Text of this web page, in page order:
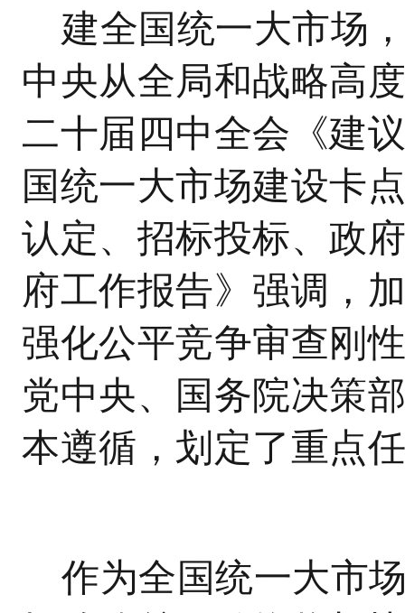
建全国统一大市场
中央从全局和战略高
二十届四中全会《建
国统一大市场建设卡
认定、招标投标、政
府工作报告》强调，
强化公平竞争审查刚
党中央、国务院决策
本遵循，划定了重点
作为全国统一大市